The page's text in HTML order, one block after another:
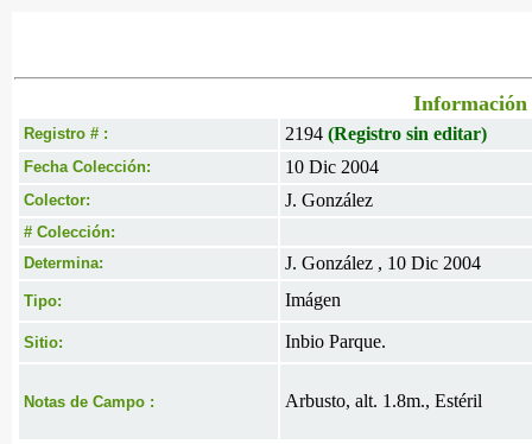
Información
Registro # : 2194 (Registro sin editar)
Fecha Colección: 10 Dic 2004
Colector: J. González
# Colección:
Determina:
J. González , 10 Dic 2004
Tipo: Imágen
Sitio: Inbio Parque.
Notas de Campo : Arbusto, alt. 1.8m., Estéril